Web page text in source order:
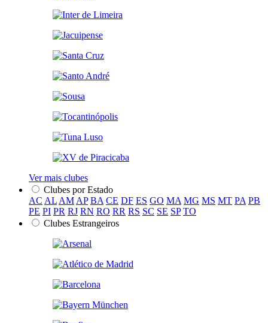
Ver mais clubes
Clubes por Estado
AC AL AM AP BA CE DF ES GO MA MG MS MT PA PB
PE PI PR RJ RN RO RR RS SC SE SP TO
Clubes Estrangeiros